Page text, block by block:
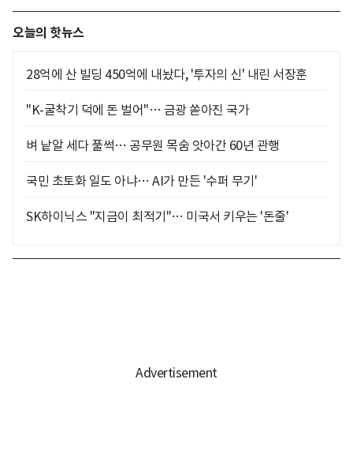
오늘의 핫뉴스
28억에 산 빌딩 450억에 내놨다, '투자의 신' 내린 서장훈
"K-굴착기 덕에 돈 벌어"… 금광 쏟아진 국가
벼 낱알 세다 풀썩… 공무원 목숨 앗아간 60년 관행
국민 초토화 일도 아냐… AI가 만든 '수퍼 무기'
SK하이닉스 "지금이 최적기"… 미국서 키우는 '돈줄'